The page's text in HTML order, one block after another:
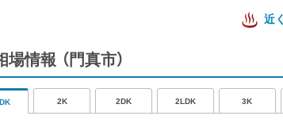
近
場情報 （門真市）
2K 2DK 2LDK 3K